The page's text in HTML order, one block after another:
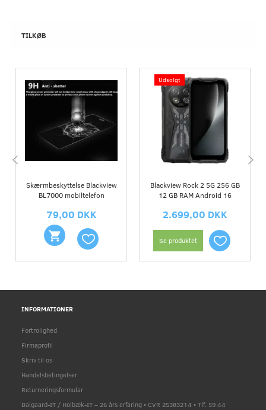
TILKØB
Skærmbeskyttelse Blackview
BL7000 mobiltelefon
79,00 DKK
Udsolgt
Blackview Rock 2 5G 256 GB
12 GB RAM Android 16
2.699,00 DKK
Se produktet
INFORMATIONER
Fortrolighed
Firmaprofil
Skriv til os
Handelsbetingelser
Returneringsformular
Dalgaard-IT / Holbæk-IT – 26 års erfaring • CVR 25383214 • Tlf. 59 44